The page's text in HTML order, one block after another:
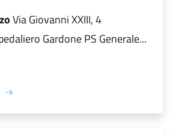
Via Giovanni XXIII, 4
Gardone PS Generale...